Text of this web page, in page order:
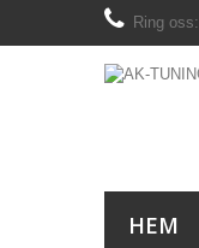
Ring oss:
HEM